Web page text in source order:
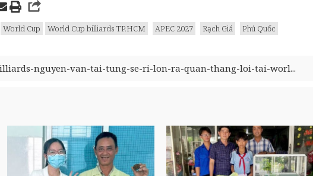
World Cup World Cup billiards TP.HCM APEC 2027 Rạch Giá
Phú Quốc
nguyen-van-tai-tung-se-ri-lon-ra-quan-thang-loi-tai-worl...